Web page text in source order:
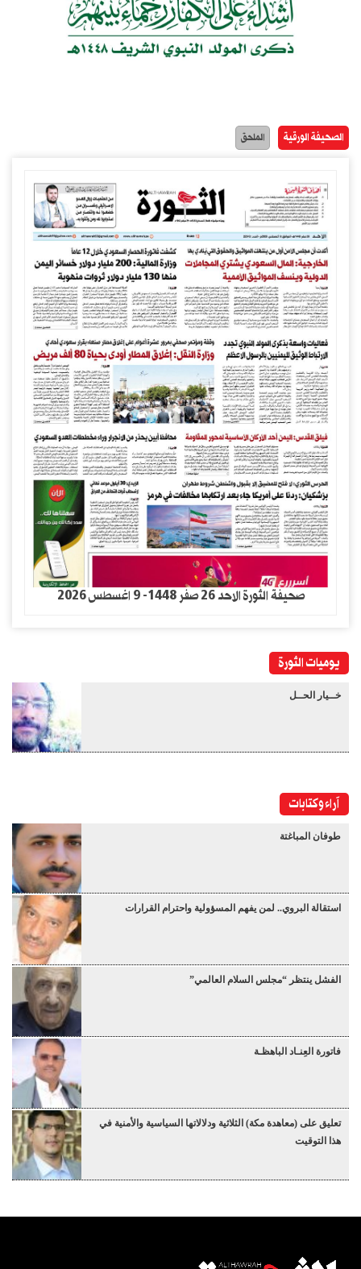
الصحيفة الورقية الملحق
صحيفة الثورة الاحد 26 صفر 1448- 9 اغسطس 2026
يوميات الثورة
خــيار الحــل
آراء وكتابات
طوفان المباغتة
استقالة البروي.. لمن يفهم المسؤولية واحترام القرارات
الفشل ينتظر “مجلس السلام العالمي”
فاتورة العِنـاد الباهظـة
تعليق على (معاهدة مكة) الثلاثية ودلالاتها السياسية والأمنية في
هذا التوقيت